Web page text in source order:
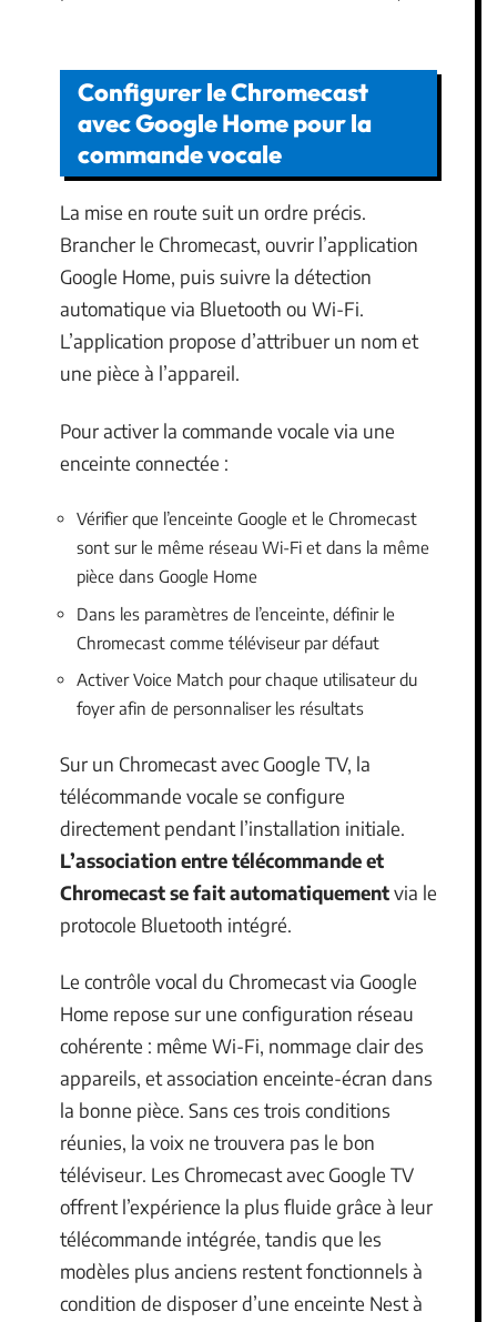
Configurer le Chromecast
avec Google Home pour la
commande vocale
La mise en route suit un ordre précis.
Brancher le Chromecast, ouvrir l’application
Google Home, puis suivre la détection
automatique via Bluetooth ou Wi-Fi.
L’application propose d’attribuer un nom et
une pièce à l’appareil.
Pour activer la commande vocale via une
enceinte connectée :
Vérifier que l’enceinte Google et le Chromecast
sont sur le même réseau Wi-Fi et dans la même
pièce dans Google Home
Dans les paramètres de l’enceinte, définir le
Chromecast comme téléviseur par défaut
Activer Voice Match pour chaque utilisateur du
foyer afin de personnaliser les résultats
Sur un Chromecast avec Google TV, la
télécommande vocale se configure
directement pendant l’installation initiale.
L’association entre télécommande et
Chromecast se fait automatiquementvia le
protocole Bluetooth intégré.
Le contrôle vocal du Chromecast via Google
Home repose sur une configuration réseau
cohérente : même Wi-Fi, nommage clair des
appareils, et association enceinte-écran dans
la bonne pièce. Sans ces trois conditions
réunies, la voix ne trouvera pas le bon
téléviseur. Les Chromecast avec Google TV
offrent l’expérience la plus fluide grâce à leur
télécommande intégrée, tandis que les
modèles plus anciens restent fonctionnels à
condition de disposer d’une enceinte Nest à